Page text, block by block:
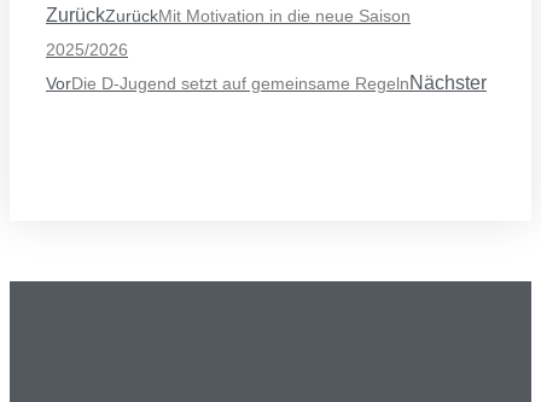
ZurückZurückMit Motivation in die neue Saison
2025/2026
VorDie D-Jugend setzt auf gemeinsame RegelnNächster